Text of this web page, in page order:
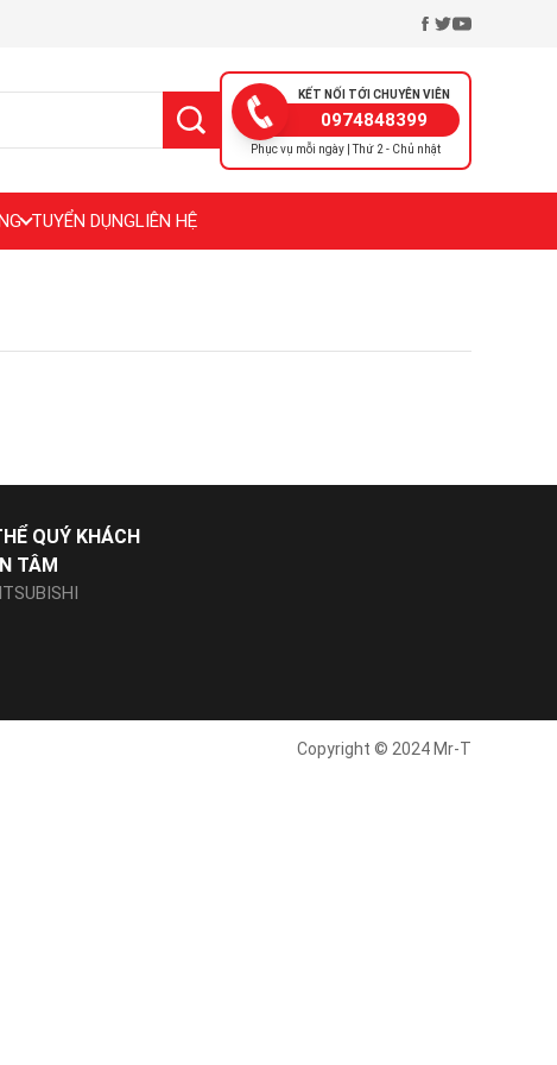
KẾT NỐI TỚI CHUYÊN VIÊN
0974848399
Phục vụ mỗi ngày | Thứ 2 - Chủ nhật
TUYỂN DỤNGLIÊN HỆ
QUÝ KHÁCH
TÂM
Copyright © 2024 Mr-T